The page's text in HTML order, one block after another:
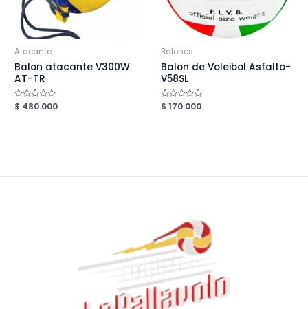
Atacante
Balon atacante V300W
AT-TR
Valorado
en
$ 480.000
Balones
Balon de Voleibol Asfalto-
V58SL
Valorado
en
$ 170.000